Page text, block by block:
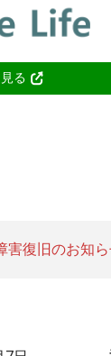
る
害復旧のお知